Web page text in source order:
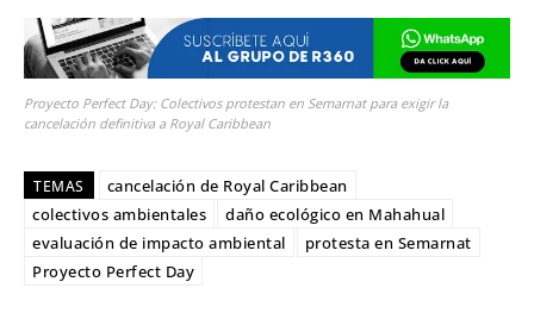
Proyecto Perfect Day: Colectivos protestan en Semarnat para exigir la
cancelación definitiva a Royal Caribbean
TEMAS
cancelación de Royal Caribbean
colectivos ambientales
daño ecológico en Mahahual
evaluación de impacto ambiental
protesta en Semarnat
Proyecto Perfect Day